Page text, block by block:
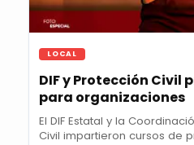
LOCAL
DIF y Protección Civil
para organizaciones
El DIF Estatal y la
Civil impartieron cursos de